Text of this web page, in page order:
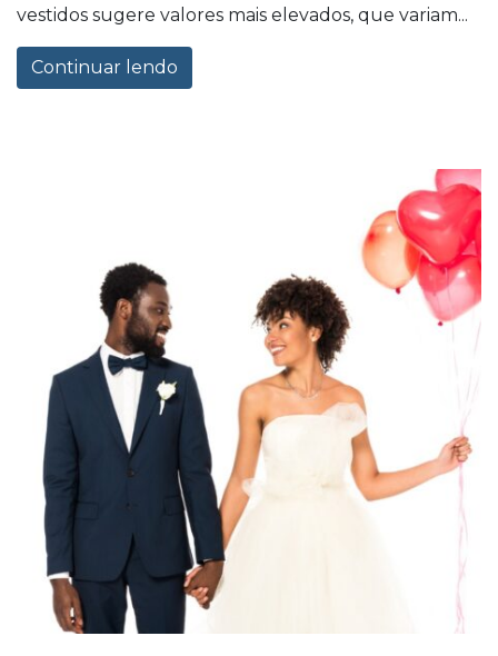
vestidos sugere valores mais elevados, que variam...
Continuar lendo